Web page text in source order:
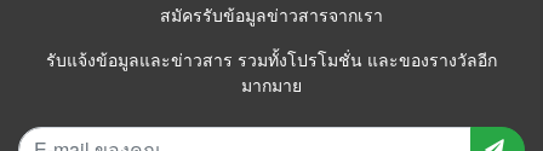
สมัครรับข้อมูลข่าวสารจากเรา
รับแจ้งข้อมูลและข่าวสาร รวมทั้งโปรโมชั่น และของรางวัลอีก
มากมาย